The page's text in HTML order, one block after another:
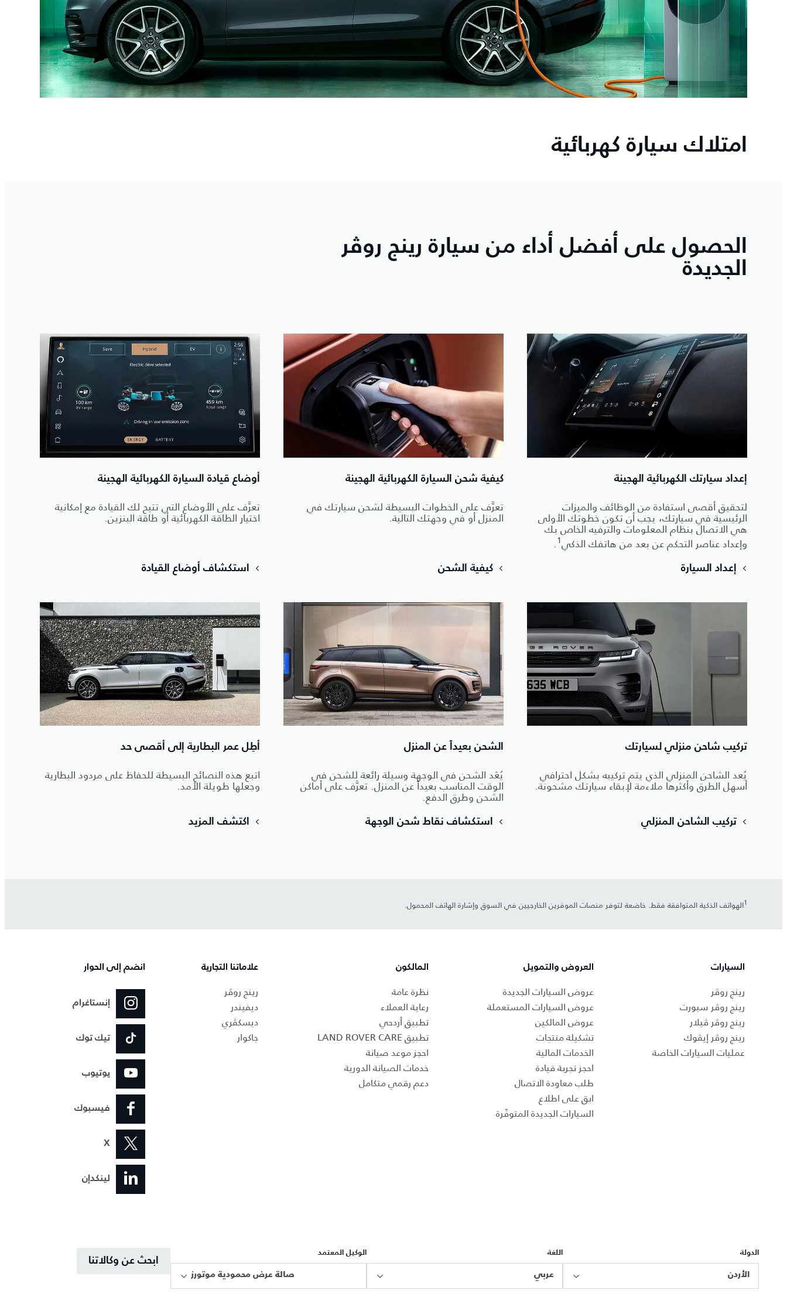
امتلاك سيارة كهربائية
الحصول على أفضل أداء من سيارة رينج روڤر
الجديدة
إعداد سيارتك الكهربائية الهجينة
لتحقيق أقصى استفادة من الوظائف والميزات
الرئيسية في سيارتك، يجب أن تكون خطوتك الأولى
هي الاتصال بنظام المعلومات والترفيه الخاص بك
وإعداد عناصر التحكم عن بعد من هاتفك الذكي1
.
إعداد السيارة
كيفية شحن السيارة الكهربائية الهجينة
تعرَّف على الخطوات البسيطة لشحن سيارتك في
المنزل أو في وجهتك التالية.
كيفية الشحن
أوضاع قيادة السيارة الكهربائية الهجينة
تعرَّف على الأوضاع التي تتيح لك القيادة مع إمكانية
اختيار الطاقة الكهربائية أو طاقة البنزين.
استكشاف أوضاع القيادة
تركيب شاحن منزلي لسيارتك
يُعد الشاحن المنزلي الذي يتم تركيبه بشكل احترافي
أسهل الطرق وأكثرها ملاءمة لإبقاء سيارتك مشحونة.
تركيب الشاحن المنزلي
الشحن بعيداً عن المنزل
يُعَد الشحن في الوجهة وسيلة رائعة للشحن في
الوقت المناسب بعيداً عن المنزل. تعرَّف على أماكن
الشحن وطرق الدفع.
استكشاف نقاط شحن الوجهة
أطِل عمر البطارية إلى أقصى حد
اتبع هذه النصائح البسيطة للحفاظ على مردود البطارية
وجعلها طويلة الأمد.
اكتشف المزيد
1الهواتف الذكية المتوافقة فقط. خاضعة لتوفر منصات الموفرين الخارجيين في السوق وإشارة الهاتف المحمول.
السيارات
رينج روڤر
رينج روڤر سبورت
رينج روڤر ڤيلار
رينج روڤر إيڤوك
عمليات السيارات الخاصة
العروض والتمويل
عروض السيارات الجديدة
عروض السيارات المستعملة
عروض المالكين
تشكيلة منتجات
الخدمات المالية
احجز تجربة قيادة
طلب معاودة الاتصال
ابق على اطلاع
السيارات الجديدة المتوفّرة
المالكون
نظرة عامة
رعاية العملاء
تطبيق أردحي
تطبيق LAND ROVER CARE
احجز موعد صيانة
خدمات الصيانة الدورية
دعم رقمي متكامل
علاماتنا التجارية
رينج روڤر
ديفيندر
ديسكڤري
جاكوار
انضم إلى الحوار
إنستاغرام
تيك توك
يوتيوب
فيسبوك
X
لينكدإن
الدولة
الأردن
اللغة
عربي
الوكيل المعتمد
صالة عرض محمودية موتورز
ابحث عن وكالاتنا